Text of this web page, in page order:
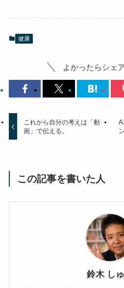
健康
よかったらシェ
これから自分の考えは「動
画」で伝える。
この記事を書いた人
鈴木 し